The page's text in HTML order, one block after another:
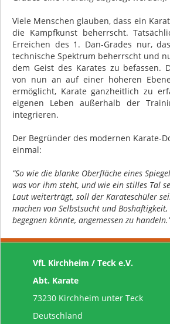
Viele Menschen glauben, dass ein
die Kampfkunst beherrscht.
Erreichen des 1. Dan-Grades nur,
technische Spektrum beherrscht und
dem Geist des Karates zu befassen.
von nun an auf einer höheren
ermöglicht, Karate ganzheitlich zu
eigenen Leben außerhalb der
integrieren.
Der Begründer des modernen Karate-
einmal:
”So wie die blanke Oberfläche eines
was vor ihm steht, und wie ein stilles Tal
Laut weiterträgt, soll der Karateschüler
machen von Selbstsucht und
begegnen könnte, angemessen zu
VfL Kirchheim / Teck e.V.
Abt. Karate
73230 Kirchheim unter Teck
Deutschland